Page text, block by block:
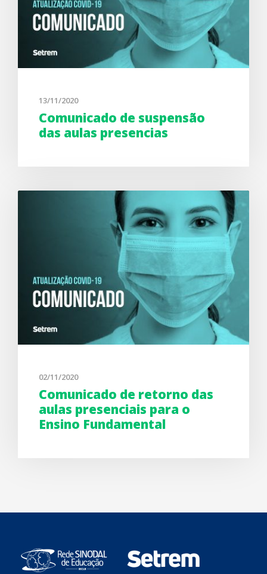
13/11/2020
Comunicado de suspensão
das aulas presencias
02/11/2020
Comunicado de retorno das
aulas presenciais para o
Ensino Fundamental